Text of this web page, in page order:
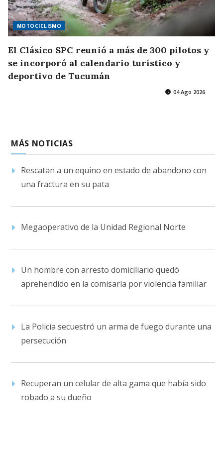
MOTOCICLISMO
El Clásico SPC reunió a más de 300 pilotos y
se incorporó al calendario turístico y
deportivo de Tucumán
04 Ago 2026
MÁS NOTICIAS
Rescatan a un equino en estado de abandono con
una fractura en su pata
Megaoperativo de la Unidad Regional Norte
Un hombre con arresto domiciliario quedó
aprehendido en la comisaría por violencia familiar
La Policía secuestró un arma de fuego durante una
persecución
Recuperan un celular de alta gama que había sido
robado a su dueño